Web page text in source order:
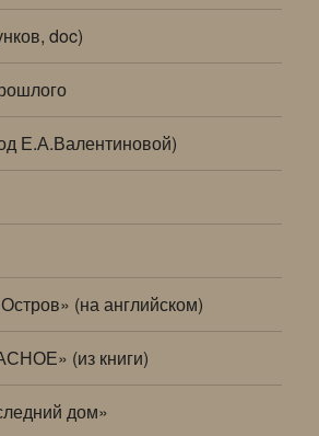
doc)
Е.А.Валентиновой)
(на английском)
(из книги)
дом»